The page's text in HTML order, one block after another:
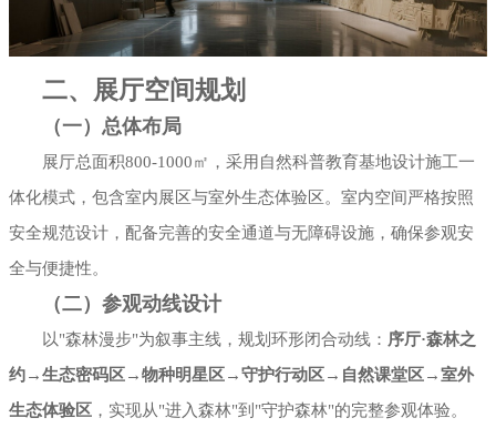
二、展厅空间规划
（一）总体布局
展厅总面积800-1000㎡，采用自然科普教育基地设计施工一
体化模式，包含室内展区与室外生态体验区。室内空间严格按照
安全规范设计，配备完善的安全通道与无障碍设施，确保参观安
全与便捷性。
（二）参观动线设计
以"森林漫步"为叙事主线，规划环形闭合动线： 序厅·森林之
约→生态密码区→物种明星区→守护行动区→自然课堂区→室外
生态体验区 ，实现从"进入森林"到"守护森林"的完整参观体验。